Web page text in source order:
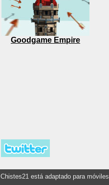
Goodgame Empire
Chistes21 está adaptado para móviles